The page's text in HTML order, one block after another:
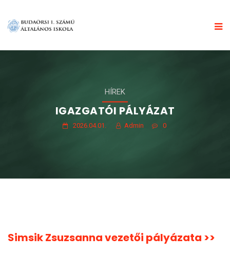
HÍREK
IGAZGATÓI PÁLYÁZAT
2026.04.01. Admin 0
Simsik Zsuzsanna vezetői pályázata >>